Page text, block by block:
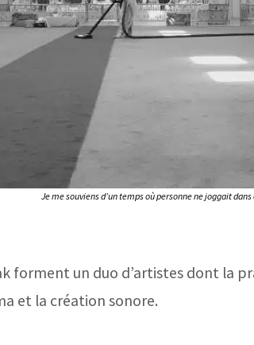
Je me souviens d’un temps où personne ne joggait
forment un duo d’artistes dont la
et la création sonore.